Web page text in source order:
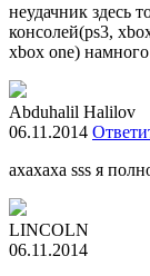
неудачник здесь
консолей(ps3,
xbox one)
Abduhalil Halilov
06.11.2014
ахахаха sss я
LINCOLN
06.11.2014